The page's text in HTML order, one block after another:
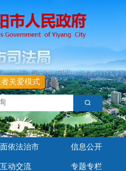
关爱模式
依法治市 信息公开
互动交流 专题专栏